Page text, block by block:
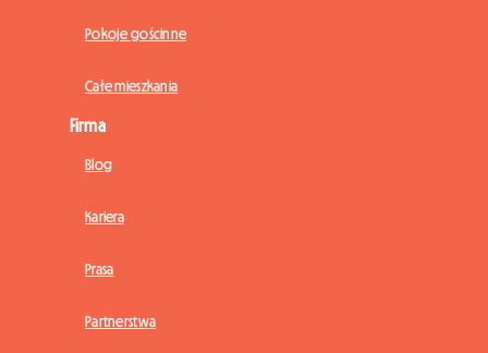
Pokoje gościnne
Całe mieszkania
Firma
Blog
Kariera
Prasa
Partnerstwa